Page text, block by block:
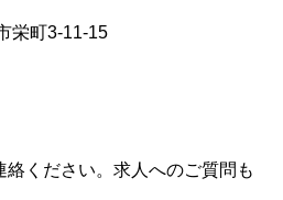
栄町3-11-15
絡ください。求人へのご質問も